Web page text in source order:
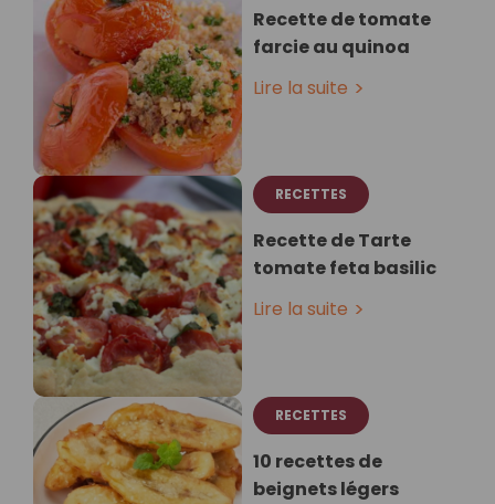
Recette de tomate
farcie au quinoa
Lire la suite
RECETTES
Recette de Tarte
tomate feta basilic
Lire la suite
RECETTES
10 recettes de
beignets légers